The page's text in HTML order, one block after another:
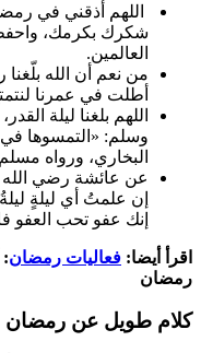
اللهم أذقني في
شكرك بكرمك،
العالمين.
من نعم أن الله
أطلت في عمرنا
اللهم بلغنا ليلة
وسلم: «التمسوها
البخاري، ورواه
عن عائشة رضي الله
إن علمتُ أي ليلةٍ
إنك عفو تحب العفو
اقرأ أيضا: فعاليات رمضان:
رمضان
كلام طويل عن رمضان